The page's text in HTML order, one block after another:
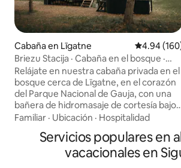
Cabaña en Līgatne
4.94
Briezu Stacija · Cabaña en el bosque ·
Jacuzzi y sauna
Relájate en nuestra cabaña privada en el
bosque cerca de Līgatne, en el corazón
del Parque Nacional de Gauja, con una
bañera de hidromasaje de cortesía bajo
las estrellas y una sauna privada
adicional. Perfecta para parejas y
amantes de la naturaleza que buscan
una escapada en una cabaña aislada.
Familiar · Ubicación · Hospitalidad
Servicios populares en
vacacionales en